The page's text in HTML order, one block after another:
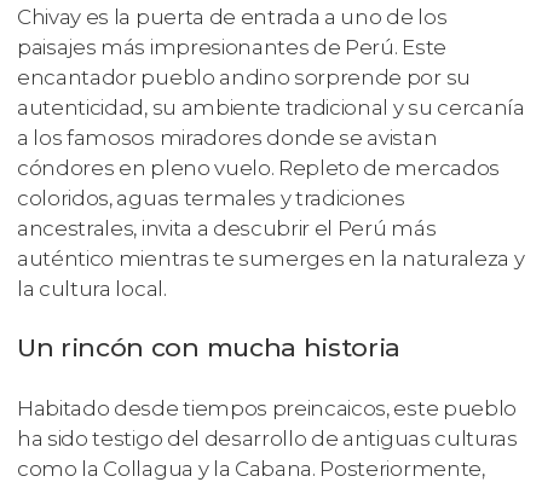
Chivay es la puerta de entrada a uno de los
paisajes más impresionantes de Perú. Este
encantador pueblo andino sorprende por su
autenticidad, su ambiente tradicional y su cercanía
a los famosos miradores donde se avistan
cóndores en pleno vuelo. Repleto de mercados
coloridos, aguas termales y tradiciones
ancestrales, invita a descubrir el Perú más
auténtico mientras te sumerges en la naturaleza y
la cultura local.
Un rincón con mucha historia
Habitado desde tiempos preincaicos, este pueblo
ha sido testigo del desarrollo de antiguas culturas
como la Collagua y la Cabana. Posteriormente,